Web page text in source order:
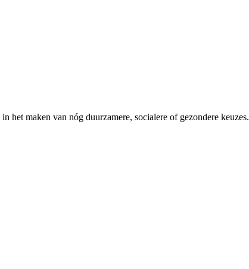
het maken van nóg duurzamere, socialere of gezondere keuzes.